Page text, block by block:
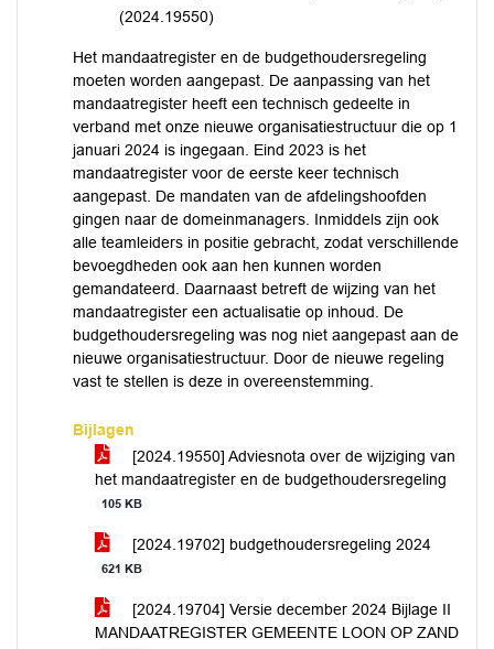
(2024.19550)
Het mandaatregister en de budgethoudersregeling
moeten worden aangepast. De aanpassing van het
mandaatregister heeft een technisch gedeelte in
verband met onze nieuwe organisatiestructuur die op 1
januari 2024 is ingegaan. Eind 2023 is het
mandaatregister voor de eerste keer technisch
aangepast. De mandaten van de afdelingshoofden
gingen naar de domeinmanagers. Inmiddels zijn ook
alle teamleiders in positie gebracht, zodat verschillende
bevoegdheden ook aan hen kunnen worden
gemandateerd. Daarnaast betreft de wijzing van het
mandaatregister een actualisatie op inhoud. De
budgethoudersregeling was nog niet aangepast aan de
nieuwe organisatiestructuur. Door de nieuwe regeling
vast te stellen is deze in overeenstemming.
Bijlagen
[2024.19550] Adviesnota over de wijziging van
het mandaatregister en de budgethoudersregeling
105 KB
[2024.19702] budgethoudersregeling 2024
621 KB
[2024.19704] Versie december 2024 Bijlage II
MANDAATREGISTER GEMEENTE LOON OP ZAND